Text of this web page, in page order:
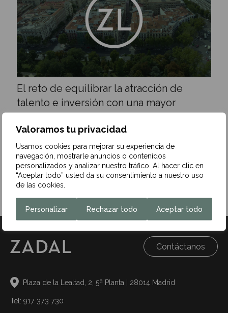
Valoramos tu privacidad
Usamos cookies para mejorar su experiencia de
navegación, mostrarle anuncios o contenidos
personalizados y analizar nuestro tráfico. Al hacer clic en
“Aceptar todo” usted da su consentimiento a nuestro uso
de las cookies.
Personalizar Rechazar todo Aceptar todo
El reto de equilibrar la atracción de
talento e inversión con una mayor
27 de octubre de 2025
España se enfrenta al desafío de atraer talento,
emprendedores e inversión internacional al tiempo que se
intensifica la fiscalidad y la…
Leer más
Contáctanos
Plaza de la Lealtad, 2, 5ª Planta | 28014 Madrid
Tel: 917 373 730